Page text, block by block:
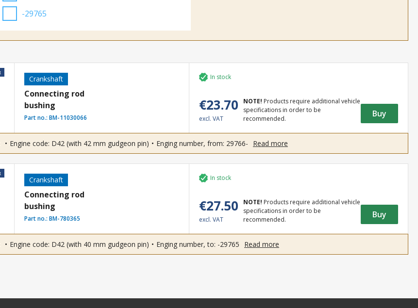
-29765
Crankshaft
Connecting rod
bushing
Part no.:BM-11030066
In stock
€23.70
excl. VAT
NOTE! Products require additional vehicle
specifications in order to be
recommended.
Buy
Engine code: D42 (with 42 mm gudgeon pin) Enging number, from: 29766- Read more
Crankshaft
Connecting rod
bushing
Part no.:BM-780365
In stock
€27.50
excl. VAT
NOTE! Products require additional vehicle
specifications in order to be
recommended.
Buy
Engine code: D42 (with 40 mm gudgeon pin) Enging number, to: -29765 Read more